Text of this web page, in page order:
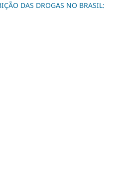
DAS DROGAS NO BRASIL: